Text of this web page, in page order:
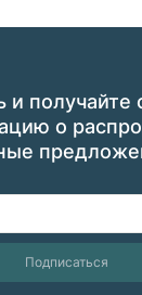
и получайте
о